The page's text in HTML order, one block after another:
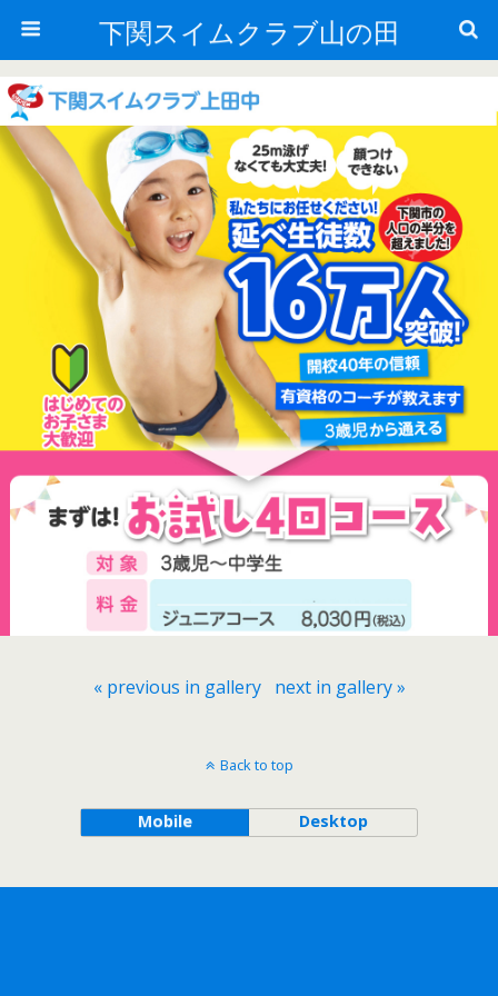
下関スイムクラブ山の田
« previous in gallery next in gallery »
Back to top
Mobile Desktop